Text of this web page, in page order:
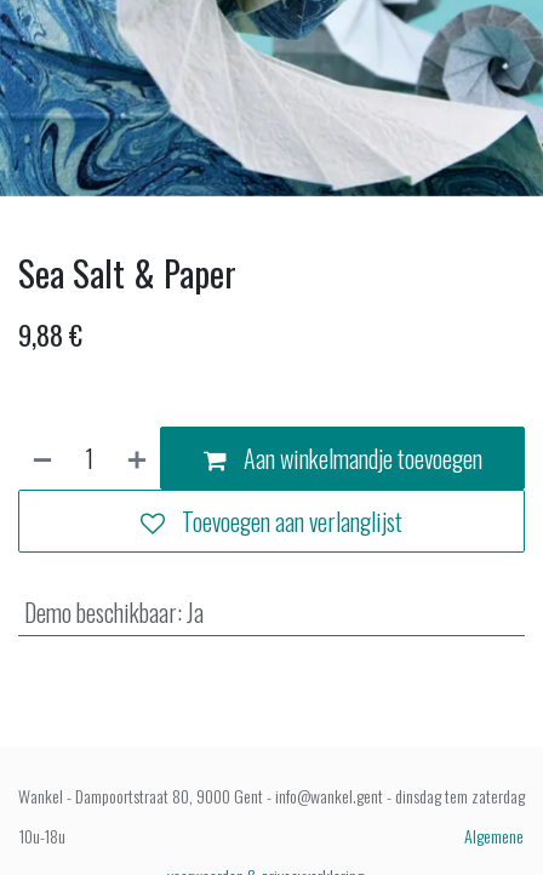
Sea Salt & Paper
9,88€
Aan winkelmandje toevoegen
Toevoegen aan verlanglijst
Demo beschikbaar:Ja
Wankel - Dampoortstraat 80, 9000 Gent - info@wankel.gent - dinsdag tem zaterdag
10u-18u
Algemene